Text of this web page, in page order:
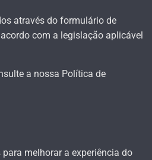
através do formulário de
com a legislação aplicável
a nossa Política de
melhorar a experiência do